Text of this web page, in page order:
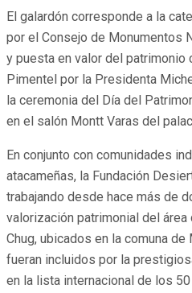
El galardón corresponde a la
por el Consejo de Monumentos
y puesta en valor del patrimonio
Pimentel por la Presidenta
la ceremonia del Día del
en el salón Montt Varas del
En conjunto con comunidades
atacameñas, la Fundación
trabajando desde hace más de
valorización patrimonial del
Chug, ubicados en la comuna de
fueran incluidos por la
en la lista internacional de los